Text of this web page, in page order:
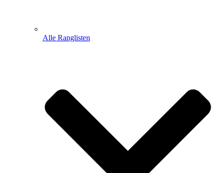
Alle Ranglisten